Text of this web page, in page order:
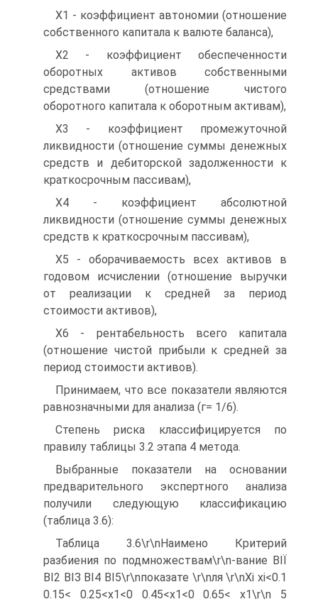
Х1 - коэффициент автономии (отношение
собственного капитала к валюте баланса),
Х2 - коэффициент обеспеченности
оборотных активов собственными
средствами (отношение чистого
оборотного капитала к оборотным активам),
Х3 - коэффициент промежуточной
ликвидности (отношение суммы денежных
средств и дебиторской задолженности к
краткосрочным пассивам),
Х4 - коэффициент абсолютной
ликвидности (отношение суммы денежных
средств к краткосрочным пассивам),
Х5 - оборачиваемость всех активов в
годовом исчислении (отношение выручки
от реализации к средней за период
стоимости активов),
Х6 - рентабельность всего капитала
(отношение чистой прибыли к средней за
период стоимости активов).
Принимаем, что все показатели являются
равнозначными для анализа (г= 1/6).
Степень риска классифицируется по
правилу таблицы 3.2 этапа 4 метода.
Выбранные показатели на основании
предварительного экспертного анализа
получили следующую классификацию
(таблица 3.6):
Таблица 3.6\r\nНаимено Критерий
разбиения по подмножествам\r\n-вание ВІЇ
ВІ2 ВІЗ ВІ4 ВІ5\r\nпоказате \r\nля \r\nХі хі<0.1
0.15< 0.25<х1<0 0.45<х1<0 0.65< х1\r\n 5